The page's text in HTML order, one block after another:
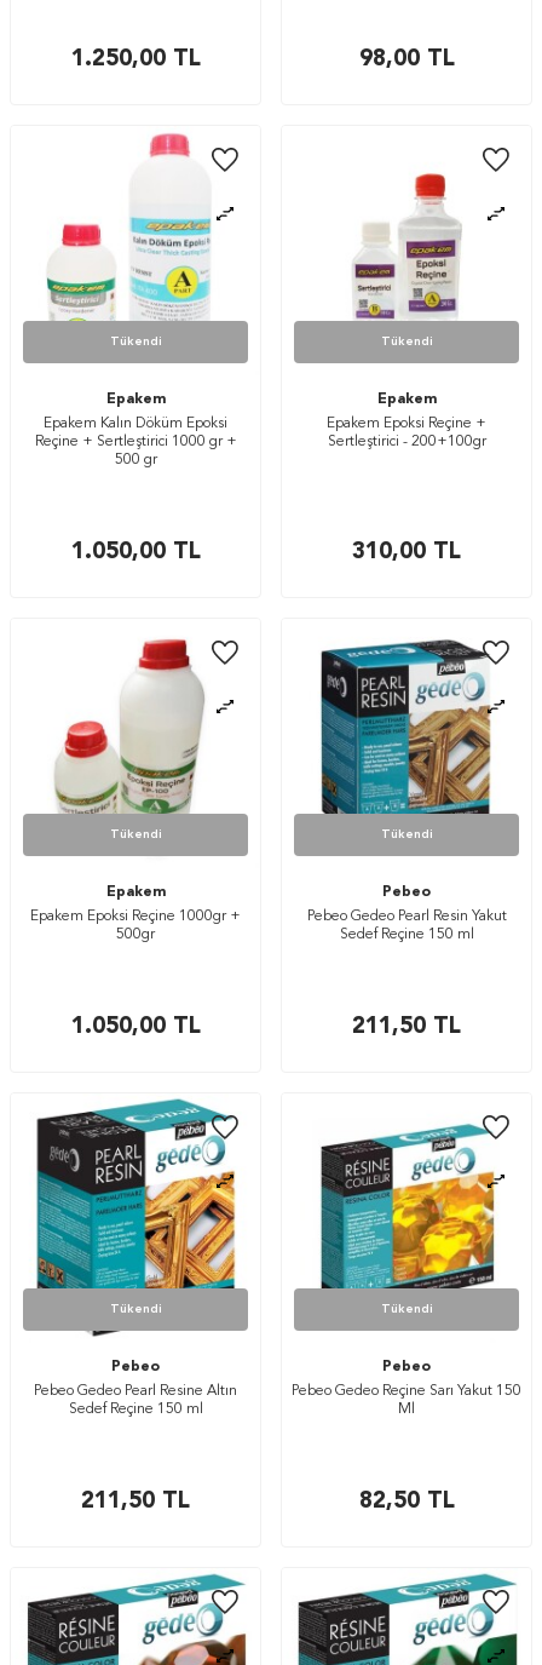
1.250,00TL 98,00TL
Tükendi
Epakem
Epakem Kalın Döküm Epoksi
Reçine + Sertleştirici 1000 gr +
500 gr
1.050,00TL
Tükendi
Epakem
Epakem Epoksi Reçine +
Sertleştirici - 200+100gr
310,00 TL
Tükendi
Epakem
Epakem Epoksi Reçine 1000gr +
500gr
1.050,00TL
Tükendi
Pebeo
Pebeo Gedeo Pearl Resin Yakut
Sedef Reçine 150 ml
211,50 TL
Tükendi
Pebeo
Pebeo Gedeo Pearl Resine Altın
Sedef Reçine 150 ml
211,50 TL
Tükendi
Pebeo
Pebeo Gedeo Reçine Sarı Yakut 150
Ml
82,50TL